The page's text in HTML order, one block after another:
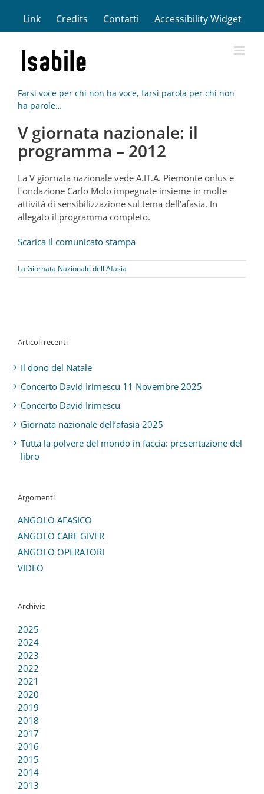
contenuto
Link Credits Contatti Accessibility Widget
Farsi voce per chi non ha voce, farsi parola per chi non
ha parole…
V giornata nazionale: il
programma – 2012
La V giornata nazionale vede A.IT.A. Piemonte onlus e
Fondazione Carlo Molo impegnate insieme in molte
attività di sensibilizzazione sul tema dell’afasia. In
allegato il programma completo.
Scarica il comunicato stampa
La Giornata Nazionale dell'Afasia
Articoli recenti
Il dono del Natale
Concerto David Irimescu 11 Novembre 2025
Concerto David Irimescu
Giornata nazionale dell’afasia 2025
Tutta la polvere del mondo in faccia: presentazione del
libro
Argomenti
ANGOLO AFASICO
ANGOLO CARE GIVER
ANGOLO OPERATORI
VIDEO
Archivio
2025
2024
2023
2022
2021
2020
2019
2018
2017
2016
2015
2014
2013